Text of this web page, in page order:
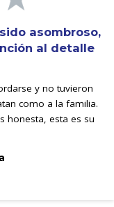
asombroso,
al detalle
y no tuvieron
como a la familia.
honesta, esta es su